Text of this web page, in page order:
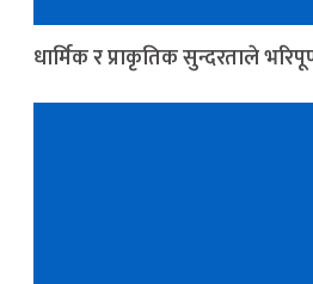
धार्मिक र प्राकृतिक सुन्दरताले